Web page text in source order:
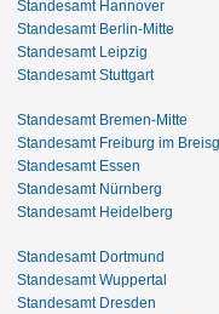
Standesamt Hannover
Standesamt Berlin-Mitte
Standesamt Leipzig
Standesamt Stuttgart
Standesamt Bremen-Mitte
Standesamt Freiburg im
Standesamt Essen
Standesamt Nürnberg
Standesamt Heidelberg
Standesamt Dortmund
Standesamt Wuppertal
Standesamt Dresden